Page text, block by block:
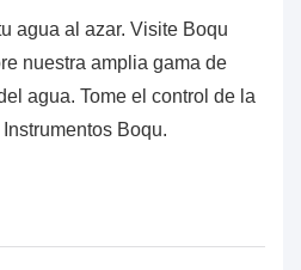
agua al azar. Visite Boqu
nuestra amplia gama de
agua. Tome el control de la
Instrumentos Boqu.